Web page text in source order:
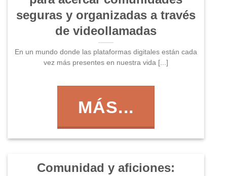
seguras y organizadas a través
de videollamadas
En un mundo donde las plataformas digitales están cada
vez más presentes en nuestra vida [...]
MÁS...
Comunidad y aficiones: